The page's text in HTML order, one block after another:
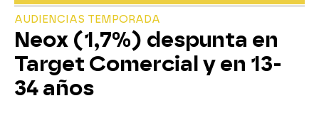
AUDIENCIAS TEMPORADA
Neox (1,7%) despunta en
Target Comercial y en 13-
34 años